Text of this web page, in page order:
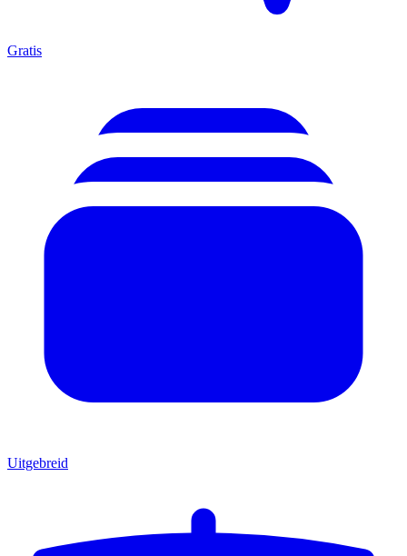
Gratis
Uitgebreid